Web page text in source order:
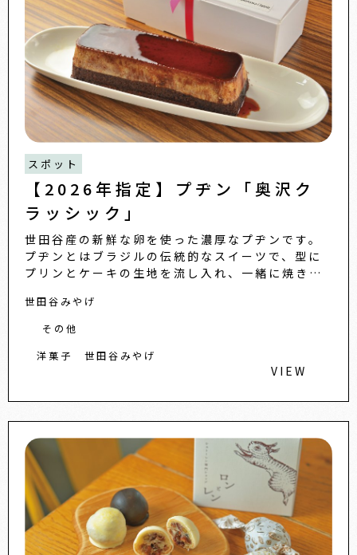
スポット
【2026年指定】プヂン「奥沢ク
ラッシック」
世田谷産の新鮮な卵を使った濃厚なプヂンです。
プヂンとはブラジルの伝統的なスイーツで、型に
プリンとケーキの生地を流し入れ、一緒に焼き上
のある甘さに仕上げたもっ...
世田谷みやげ
その他
洋菓子
世田谷みやげ
VIEW